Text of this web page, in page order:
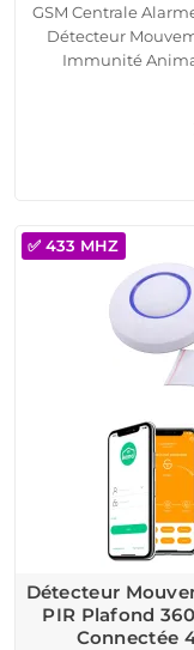
GSM Centrale
Détecteur
Immunité
✅ 433 MHZ
Détecteur
PIR Plafond
Connectée